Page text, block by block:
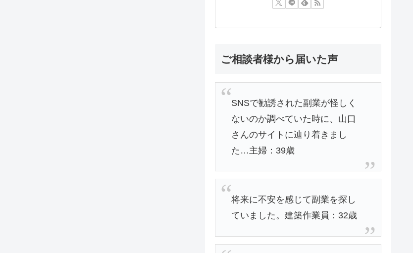
ご相談者様から届いた声
SNSで勧誘された副業が怪しく
ないのか調べていた時に、山口
さんのサイトに辿り着きまし
た…主婦：39歳
将来に不安を感じて副業を探し
ていました。建築作業員：32歳